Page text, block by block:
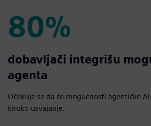
80%
80%
dobavljači integrišu
agenta
Očekuje se da će mogućnosti agentičke
široko usvajanje.